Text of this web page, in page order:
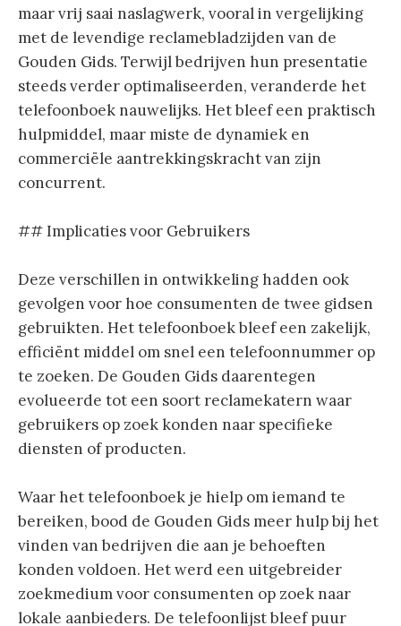
maar vrij saai naslagwerk, vooral in vergelijking
met de levendige reclamebladzijden van de
Gouden Gids. Terwijl bedrijven hun presentatie
steeds verder optimaliseerden, veranderde het
telefoonboek nauwelijks. Het bleef een praktisch
hulpmiddel, maar miste de dynamiek en
commerciële aantrekkingskracht van zijn
concurrent.
## Implicaties voor Gebruikers
Deze verschillen in ontwikkeling hadden ook
gevolgen voor hoe consumenten de twee gidsen
gebruikten. Het telefoonboek bleef een zakelijk,
efficiënt middel om snel een telefoonnummer op
te zoeken. De Gouden Gids daarentegen
evolueerde tot een soort reclamekatern waar
gebruikers op zoek konden naar specifieke
diensten of producten.
Waar het telefoonboek je hielp om iemand te
bereiken, bood de Gouden Gids meer hulp bij het
vinden van bedrijven die aan je behoeften
konden voldoen. Het werd een uitgebreider
zoekmedium voor consumenten op zoek naar
lokale aanbieders. De telefoonlijst bleef puur